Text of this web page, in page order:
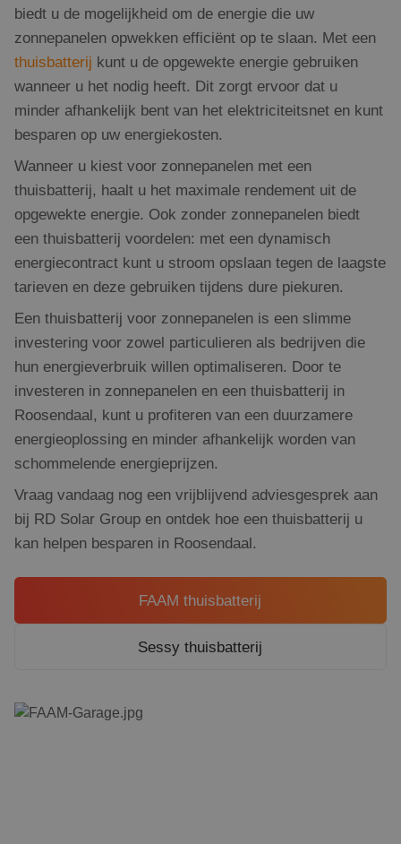
biedt u de mogelijkheid om de energie die uw
zonnepanelen opwekken efficiënt op te slaan. Met een
thuisbatterij kunt u de opgewekte energie gebruiken
wanneer u het nodig heeft. Dit zorgt ervoor dat u
minder afhankelijk bent van het elektriciteitsnet en kunt
besparen op uw energiekosten.
Wanneer u kiest voor zonnepanelen met een
thuisbatterij, haalt u het maximale rendement uit de
opgewekte energie. Ook zonder zonnepanelen biedt
een thuisbatterij voordelen: met een dynamisch
energiecontract kunt u stroom opslaan tegen de laagste
tarieven en deze gebruiken tijdens dure piekuren.
Een thuisbatterij voor zonnepanelen is een slimme
investering voor zowel particulieren als bedrijven die
hun energieverbruik willen optimaliseren. Door te
investeren in zonnepanelen en een thuisbatterij in
Roosendaal, kunt u profiteren van een duurzamere
energieoplossing en minder afhankelijk worden van
schommelende energieprijzen.
Vraag vandaag nog een vrijblijvend adviesgesprek aan
bij RD Solar Group en ontdek hoe een thuisbatterij u
kan helpen besparen in Roosendaal.
FAAM thuisbatterij
Sessy thuisbatterij